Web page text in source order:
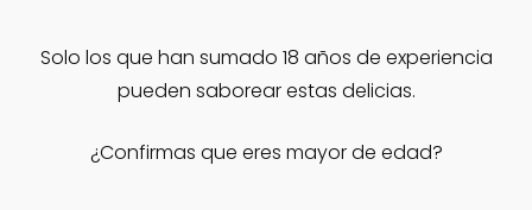
#ExperienciasÚnicas #QuesosYVinos
#SaboresQueEnamoran
Etiqueta:
Solo los que han sumado 18 años de experiencia
pueden saborear estas delicias.
¿Confirmas que eres mayor de edad?